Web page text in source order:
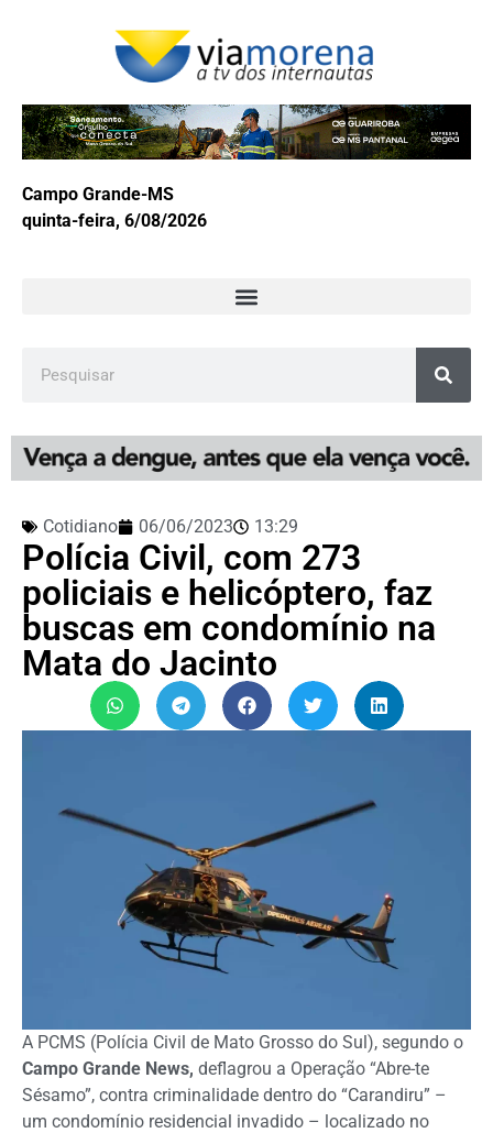
Campo Grande-MS
quinta-feira, 6/08/2026
Cotidiano 06/06/2023 13:29
Polícia Civil, com 273
policiais e helicóptero, faz
buscas em condomínio na
Mata do Jacinto
A PCMS (Polícia Civil de Mato Grosso do Sul), segundo o
Campo Grande News, deflagrou a Operação “Abre-te
Sésamo”, contra criminalidade dentro do “Carandiru” –
um condomínio residencial invadido – localizado no